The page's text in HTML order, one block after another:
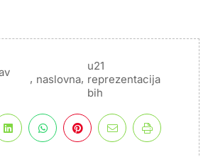
, naslovna,
u21
reprezentacija
bih